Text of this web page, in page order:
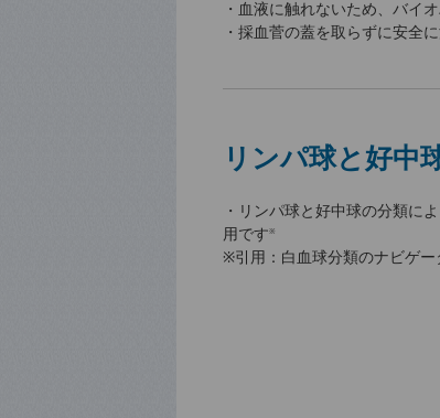
・血液に触れないため、バイ
・採血菅の蓋を取らずに安全
リンパ球と好中
・リンパ球と好中球の分類に
用です※
※引用：白血球分類のナビゲー